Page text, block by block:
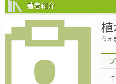
著者紹介
う